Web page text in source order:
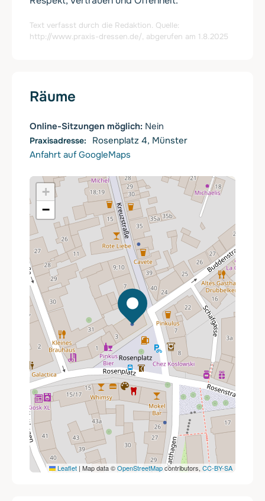
Text verfasst durch die Redaktion. Quelle:
http://www.praxis-dressen.de/, abgerufen am 1.8.2025
Räume
Online-Sitzungen möglich: Nein
Rosenplatz 4, Münster
Anfahrt auf GoogleMaps
+
−
Leaflet | Map data ©OpenStreetMapcontributors, CC-BY-SA